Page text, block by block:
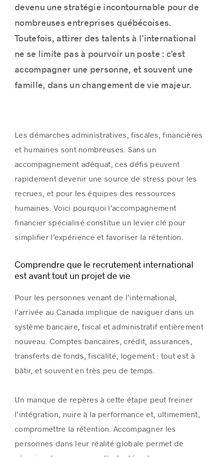
devenu une stratégie incontournable pour de
nombreuses entreprises québécoises.
Toutefois, attirer des talents à l’international
ne se limite pas à pourvoir un poste : c’est
accompagner une personne, et souvent une
famille, dans un changement de vie majeur.
Les démarches administratives, fiscales, financières
et humaines sont nombreuses. Sans un
accompagnement adéquat, ces défis peuvent
rapidement devenir une source de stress pour les
recrues, et pour les équipes des ressources
humaines. Voici pourquoi l’accompagnement
financier spécialisé constitue un levier clé pour
simplifier l’expérience et favoriser la rétention.
Comprendre que le recrutement international
est avant tout un projet de vie
Pour les personnes venant de l’international,
l’arrivée au Canada implique de naviguer dans un
système bancaire, fiscal et administratif entièrement
nouveau. Comptes bancaires, crédit, assurances,
transferts de fonds, fiscalité, logement : tout est à
bâtir, et souvent en très peu de temps.
Un manque de repères à cette étape peut freiner
l’intégration, nuire à la performance et, ultimement,
compromettre la rétention. Accompagner les
personnes dans leur réalité globale permet de